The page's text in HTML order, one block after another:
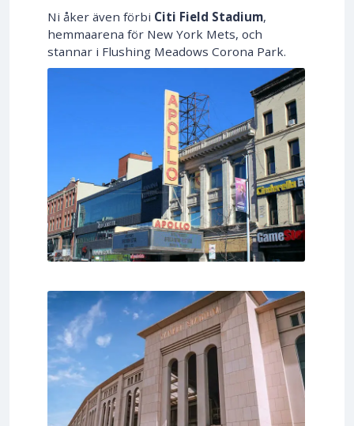
Ni åker även förbi Citi Field Stadium,
hemmaarena för New York Mets, och
stannar i Flushing Meadows Corona Park.